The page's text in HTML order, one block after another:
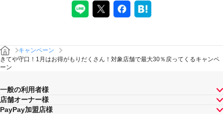
キャンペーン
きてや守口！1月はお得がもりだくさん！対象店舗で最大30％戻ってくるキャンペ
ーン
一般の利用者様
店舗オーナー様
PayPay加盟店様